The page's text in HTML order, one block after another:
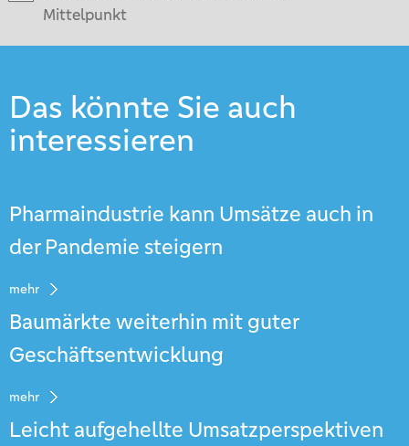
Mittelpunkt
Das könnte Sie auch
interessieren
Pharmaindustrie kann Umsätze auch in
der Pandemie steigern
mehr
Baumärkte weiterhin mit guter
Geschäftsentwicklung
mehr
Leicht aufgehellte Umsatzperspektiven